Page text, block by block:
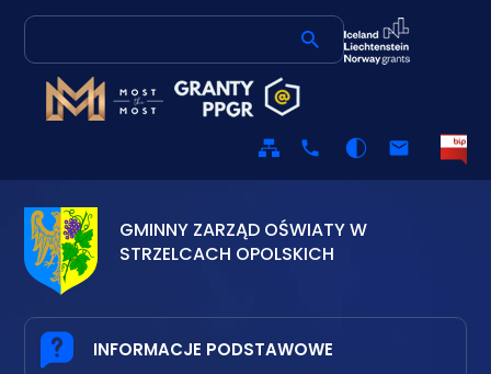
Mapa
serwisu
KontaktWersja
kontrastowa
ESP
GMINNY ZARZĄD OŚWIATY W
STRZELCACH OPOLSKICH
INFORMACJE PODSTAWOWE